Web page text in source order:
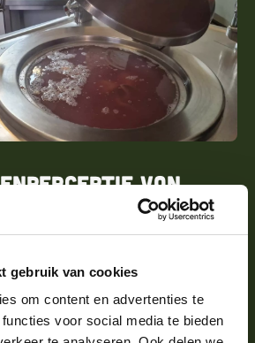
gebruik van cookies
om content en advertenties te
voor social media te bieden
van
gezondheid en
zijn bereid meer te
met dit label, mede vanwege
en schone voeding.